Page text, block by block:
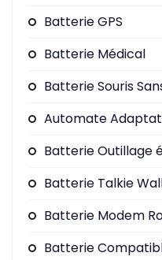
Batterie GPS
Batterie Médical
Batterie Souris
Automate
Batterie Outillage
Batterie Talkie
Batterie Modem
Batterie